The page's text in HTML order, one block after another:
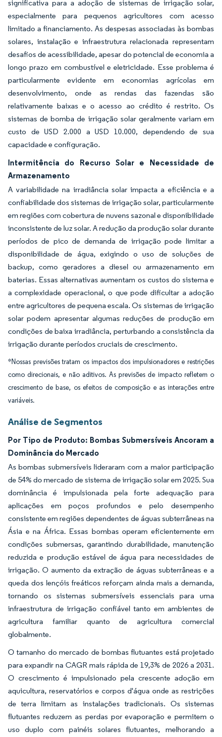
significativa para a adoção de sistemas de irrigação solar,
especialmente para pequenos agricultores com acesso
limitado a financiamento. As despesas associadas às bombas
solares, instalação e infraestrutura relacionada representam
desafios de acessibilidade, apesar do potencial de economia a
longo prazo em combustível e eletricidade. Esse problema é
particularmente evidente em economias agrícolas em
desenvolvimento, onde as rendas das fazendas são
relativamente baixas e o acesso ao crédito é restrito. Os
sistemas de bomba de irrigação solar geralmente variam em
custo de USD 2.000 a USD 10.000, dependendo de sua
capacidade e configuração.
Intermitência do Recurso Solar e Necessidade de
Armazenamento
A variabilidade na irradiância solar impacta a eficiência e a
confiabilidade dos sistemas de irrigação solar, particularmente
em regiões com cobertura de nuvens sazonal e disponibilidade
inconsistente de luz solar. A redução da produção solar durante
períodos de pico de demanda de irrigação pode limitar a
disponibilidade de água, exigindo o uso de soluções de
backup, como geradores a diesel ou armazenamento em
baterias. Essas alternativas aumentam os custos do sistema e
a complexidade operacional, o que pode dificultar a adoção
entre agricultores de pequena escala. Os sistemas de irrigação
solar podem apresentar algumas reduções de produção em
condições de baixa irradiância, perturbando a consistência da
irrigação durante períodos cruciais de crescimento.
*Nossas previsões tratam os impactos dos impulsionadores e restrições
como direcionais, e não aditivos. As previsões de impacto refletem o
crescimento de base, os efeitos de composição e as interações entre
variáveis.
Análise de Segmentos
Por Tipo de Produto: Bombas Submersíveis Ancoram a
Dominância do Mercado
As bombas submersíveis lideraram com a maior participação
de 54% do mercado de sistema de irrigação solar em 2025. Sua
dominância é impulsionada pela forte adequação para
aplicações em poços profundos e pelo desempenho
consistente em regiões dependentes de águas subterrâneas na
Ásia e na África. Essas bombas operam eficientemente em
condições submersas, garantindo durabilidade, manutenção
reduzida e produção estável de água para necessidades de
irrigação. O aumento da extração de águas subterrâneas e a
queda dos lençóis freáticos reforçam ainda mais a demanda,
tornando os sistemas submersíveis essenciais para uma
infraestrutura de irrigação confiável tanto em ambientes de
agricultura familiar quanto de agricultura comercial
globalmente.
O tamanho do mercado de bombas flutuantes está projetado
para expandir na CAGR mais rápida de 19,3% de 2026 a 2031.
O crescimento é impulsionado pela crescente adoção em
aquicultura, reservatórios e corpos d'água onde as restrições
de terra limitam as instalações tradicionais. Os sistemas
flutuantes reduzem as perdas por evaporação e permitem o
uso duplo com painéis solares flutuantes, melhorando a